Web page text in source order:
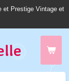
et Prestige Vintage et